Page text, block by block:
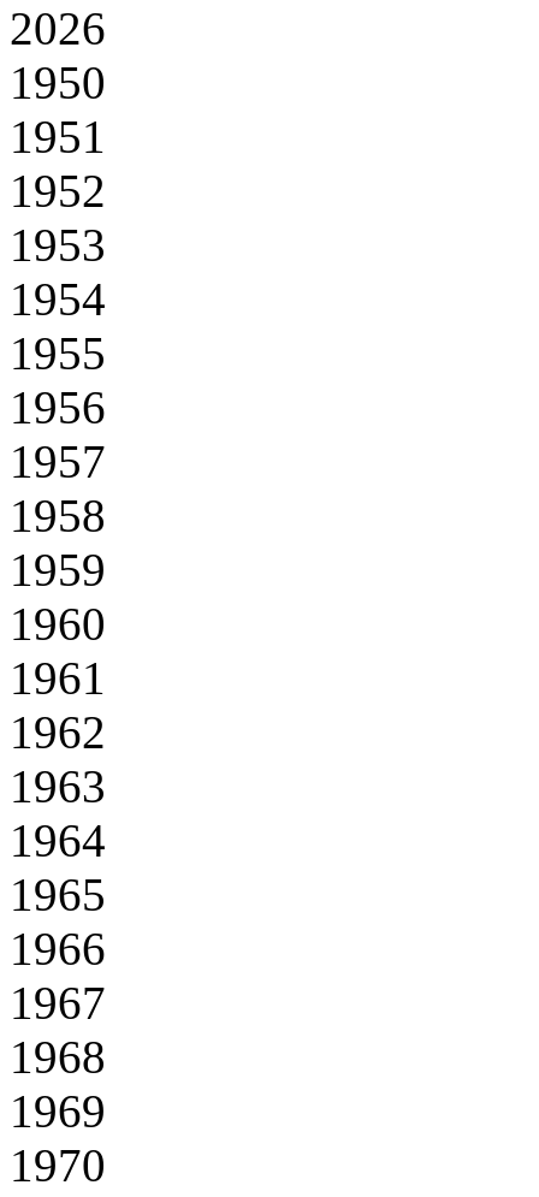
2026
1950
1951
1952
1953
1954
1955
1956
1957
1958
1959
1960
1961
1962
1963
1964
1965
1966
1967
1968
1969
1970